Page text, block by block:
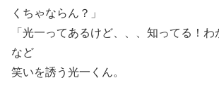
くちゃならん？」
「光一ってあるけど、、、知ってる！わ
など
笑いを誘う光一くん。